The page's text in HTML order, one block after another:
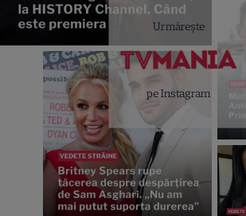
Urmărește
pe Instagram